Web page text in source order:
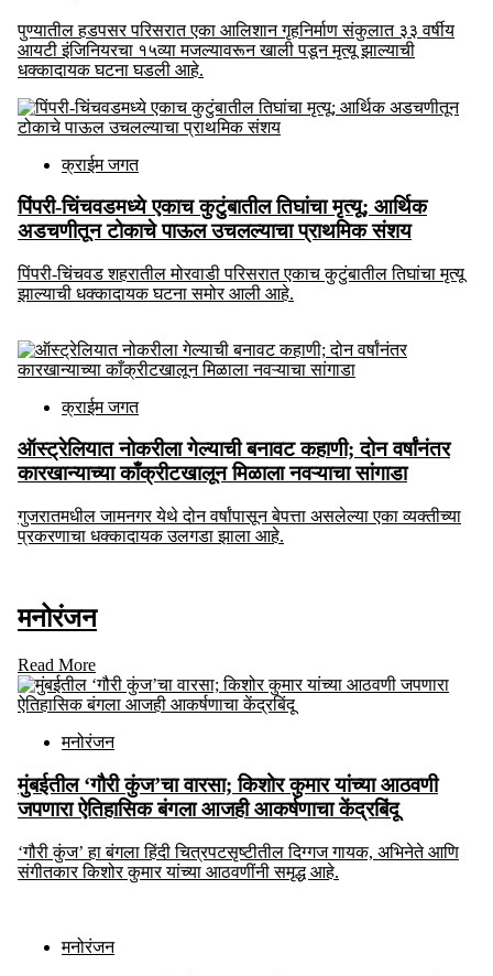
पुण्यातील हडपसर परिसरात एका आलिशान गृहनिर्माण संकुलात ३३ वर्षीय
आयटी इंजिनियरचा १५व्या मजल्यावरून खाली पडून मृत्यू झाल्याची
धक्कादायक घटना घडली आहे.
क्राईम जगत
पिंपरी-चिंचवडमध्ये एकाच कुटुंबातील तिघांचा मृत्यू; आर्थिक
अडचणीतून टोकाचे पाऊल उचलल्याचा प्राथमिक संशय
पिंपरी-चिंचवड शहरातील मोरवाडी परिसरात एकाच कुटुंबातील तिघांचा मृत्यू
झाल्याची धक्कादायक घटना समोर आली आहे.
क्राईम जगत
ऑस्ट्रेलियात नोकरीला गेल्याची बनावट कहाणी; दोन वर्षांनंतर
कारखान्याच्या काँक्रीटखालून मिळाला नवऱ्याचा सांगाडा
गुजरातमधील जामनगर येथे दोन वर्षांपासून बेपत्ता असलेल्या एका व्यक्तीच्या
प्रकरणाचा धक्कादायक उलगडा झाला आहे.
मनोरंजन
Read More
मनोरंजन
मुंबईतील ‘गौरी कुंज’चा वारसा; किशोर कुमार यांच्या आठवणी
जपणारा ऐतिहासिक बंगला आजही आकर्षणाचा केंद्रबिंदू
‘गौरी कुंज’ हा बंगला हिंदी चित्रपटसृष्टीतील दिग्गज गायक, अभिनेते आणि
संगीतकार किशोर कुमार यांच्या आठवणींनी समृद्ध आहे.
मनोरंजन